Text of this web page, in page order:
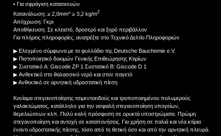
• Για σφράγιση κατασκευών
Κατανάλωση: ≥ 2,0mm^ ≥ 3,2 kg/m2
Απόχρωση: Γκρι
Αποθήκευση: Σε κλειστό, δροσερό και ξηρό περιβάλλον
Για πλήρεις πληροφορίες, ανατρέξτε στο Τεχνικό Δελτίο Πληροφοριών
▶ Ελεγμένο σύμφωνα με το φυλλάδιο της Deutsche Bauchemie e.V.
▶ Πιστοποιητικό δοκιμών Γενικής Επιθεώρησης Κτιρίων
▶ Συστατικό A: Giscode ZP 1 Συστατικό B: Giscode D 1
▶ Ανθεκτικό στο θαλασσινό νερό και στον παγετό
▶ Ανθεκτικό σε αρνητική υδροστατική πίεση
Κονίαμα στεγανοποίησης τσιμεντοειδούς και τροποποιημένου πολυμερούς
γαλακτώματος, κατάλληλο για την ασφαλή στεγανοποίηση υπογείων,
θεμελιώσεων κλπ. Πολύ καλή πρόσφυση σε ορυκτά υποστρώματα. Πρώιμη
στεγανοποίηση και αντοχή σε καταπονήσεις. Για χρήση σε παλιά και νέα κτίρια
έναντι υδροστατικής πίεσης, τόσο από τη θετική όσο και από την αρνητική πλευρά.